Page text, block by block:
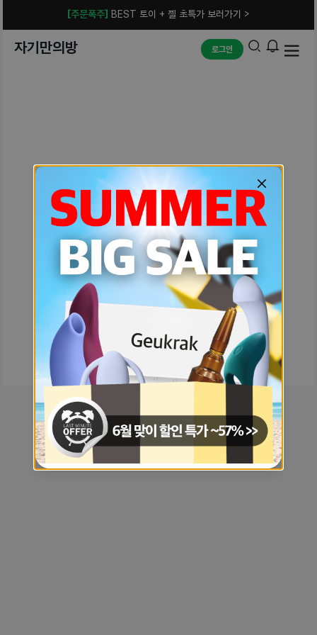
[주문폭주] BEST 토이 + 젤 초특가 보러가기 >
자기만의방 로그인
예상치 못한 에러입니다.